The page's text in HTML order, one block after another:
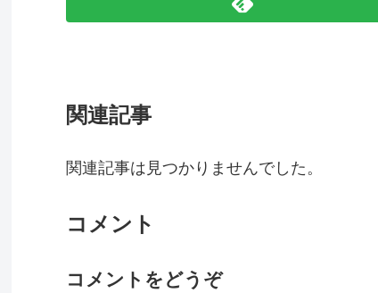
関連記事
関連記事は見つかりませんでした。
コメント
コメントをどうぞ